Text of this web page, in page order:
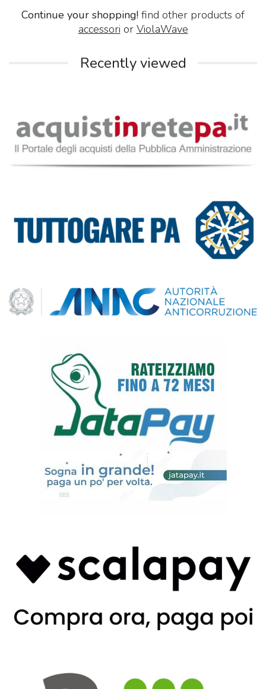
Continue your shopping! find other products of
accessori or ViolaWave
Recently viewed